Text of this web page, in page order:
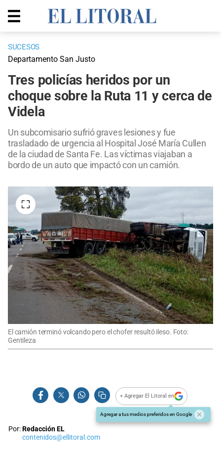
SUCESOS
Departamento San Justo
Tres policías heridos por un
choque sobre la Ruta 11 y cerca de
Videla
Un subcomisario sufrió graves lesiones y fue
trasladado de urgencia al Hospital José María Cullen
de la ciudad de Santa Fe. Las víctimas viajaban a
bordo de un auto que impactó con un camión.
El camión terminó volcando pero el chofer resultó ileso. Foto:
Gentileza
+ Agregar El Litoral en
Agregar a tus medios preferidos en Google
Por:Redacción EL
contenidos@ellitoral.com